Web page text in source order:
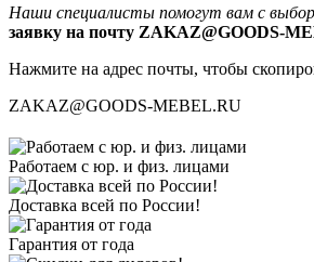
Наши специалисты помогут вам с
заявку на почту ZAKAZ@GOODS-
Нажмите на адрес почты, чтобы
ZAKAZ@GOODS-MEBEL.RU
Работаем с юр. и физ. лицами
Доставка всей по России!
Гарантия от года